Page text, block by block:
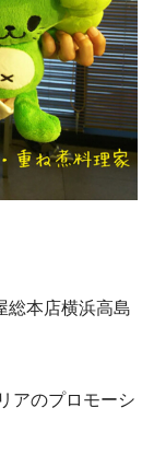
総本店横浜高島
アのプロモーシ